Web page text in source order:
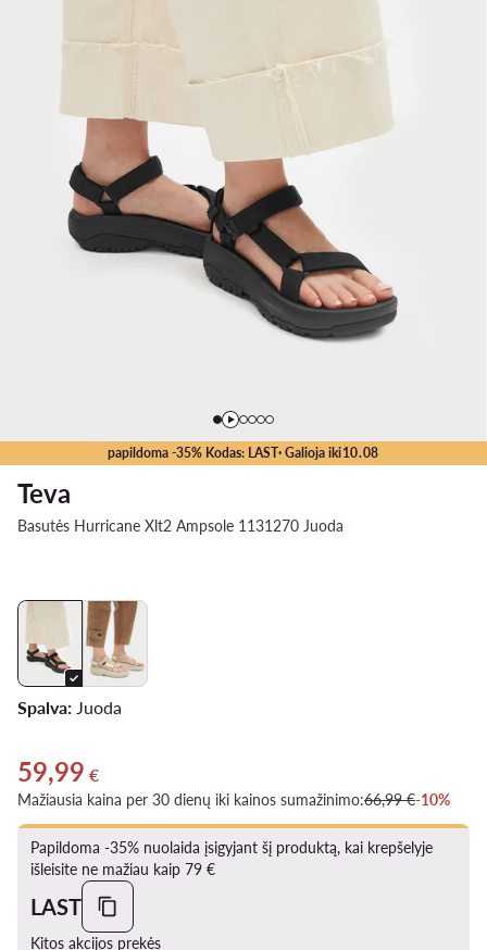
papildoma -35% Kodas: LAST· Galioja iki10.08
Teva
Basutės Hurricane Xlt2 Ampsole 1131270 Juoda
Spalva: Juoda
Dabartinė kaina 59,99 €
59,99 €
Mažiausia kaina per 30 dienų iki kainos sumažinimo:66,99 €-10%
Papildoma -35% nuolaida įsigyjant šį produktą, kai krepšelyje
išleisite ne mažiau kaip 79 €
LAST
Kitos akcijos prekės